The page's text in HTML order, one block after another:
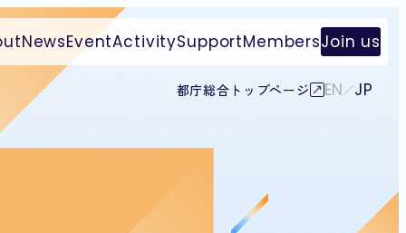
NewsEventActivitySupportMembersJoin us
都庁総合トップページ EN JP